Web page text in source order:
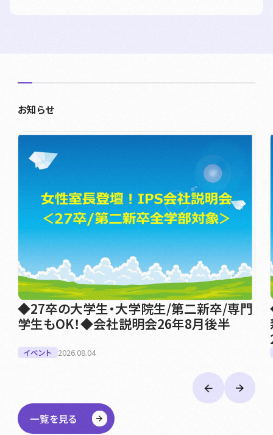
お知らせ
◆27卒の大学生・大学院生/第二新卒/専門
学生もOK！◆会社説明会26年8月後半
イベント 2026.08.04
一覧を見る